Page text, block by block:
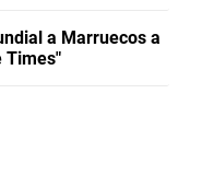
a Marruecos a
Times"